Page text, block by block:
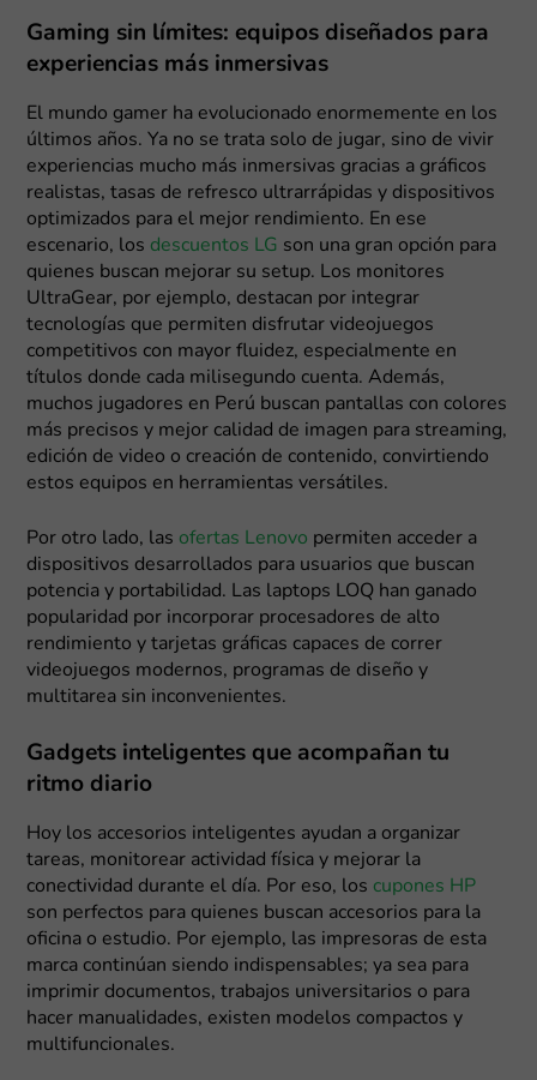
Gaming sin límites: equipos diseñados para
experiencias más inmersivas
El mundo gamer ha evolucionado enormemente en los
últimos años. Ya no se trata solo de jugar, sino de vivir
experiencias mucho más inmersivas gracias a gráficos
realistas, tasas de refresco ultrarrápidas y dispositivos
optimizados para el mejor rendimiento. En ese
escenario, los descuentos LG son una gran opción para
quienes buscan mejorar su setup. Los monitores
UltraGear, por ejemplo, destacan por integrar
tecnologías que permiten disfrutar videojuegos
competitivos con mayor fluidez, especialmente en
títulos donde cada milisegundo cuenta. Además,
muchos jugadores en Perú buscan pantallas con colores
más precisos y mejor calidad de imagen para streaming,
edición de video o creación de contenido, convirtiendo
estos equipos en herramientas versátiles.
Por otro lado, las ofertas Lenovo permiten acceder a
dispositivos desarrollados para usuarios que buscan
potencia y portabilidad. Las laptops LOQ han ganado
popularidad por incorporar procesadores de alto
rendimiento y tarjetas gráficas capaces de correr
videojuegos modernos, programas de diseño y
multitarea sin inconvenientes.
Gadgets inteligentes que acompañan tu
ritmo diario
Hoy los accesorios inteligentes ayudan a organizar
tareas, monitorear actividad física y mejorar la
conectividad durante el día. Por eso, los cupones HP
son perfectos para quienes buscan accesorios para la
oficina o estudio. Por ejemplo, las impresoras de esta
marca continúan siendo indispensables; ya sea para
imprimir documentos, trabajos universitarios o para
hacer manualidades, existen modelos compactos y
multifuncionales.